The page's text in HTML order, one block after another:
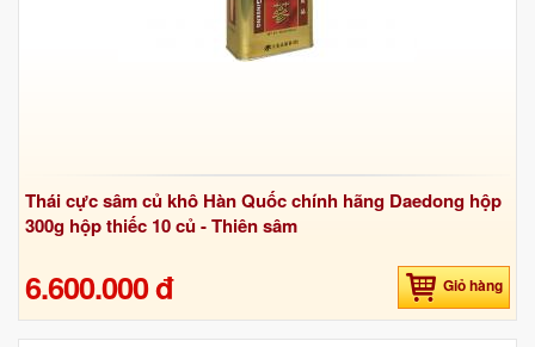
Thái cực sâm củ khô Hàn Quốc chính hãng Daedong hộp
300g hộp thiếc 10 củ - Thiên sâm
6.600.000 đ Giỏ hàng